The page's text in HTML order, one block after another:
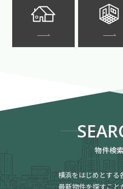
物件検索
横浜をはじめとする
最新物件を探すこと